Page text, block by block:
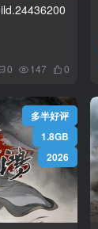
0 147 0
多半好评
1.8GB
2026